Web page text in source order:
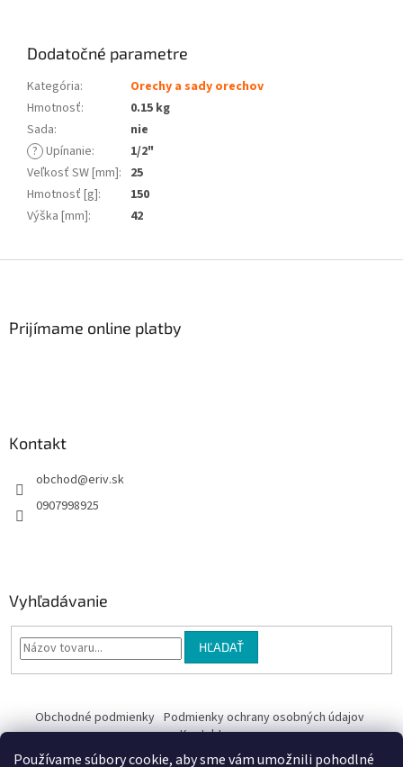
Používame súbory cookie, aby sme vám umožnili pohodlné
Dodatočné parametre
Kategória:
Orechy a sady orechov
Hmotnosť:
0.15 kg
Sada:
nie
? Upínanie:
1/2"
Veľkosť SW [mm]: 25
Hmotnosť [g]:
150
Výška [mm]: 42
Prijímame online platby
Kontakt
obchod@eriv.sk
0907998925
Vyhľadávanie
HĽADAŤ
Obchodné podmienky Podmienky ochrany osobných údajov
Kontakty